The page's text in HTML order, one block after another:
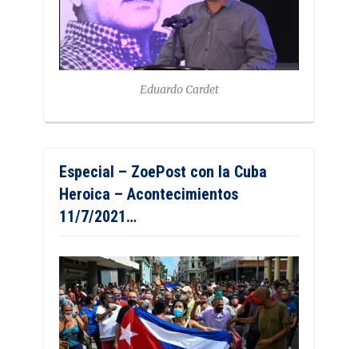
Eduardo Cardet
Especial – ZoePost con la Cuba
Heroica – Acontecimientos
11/7/2021…